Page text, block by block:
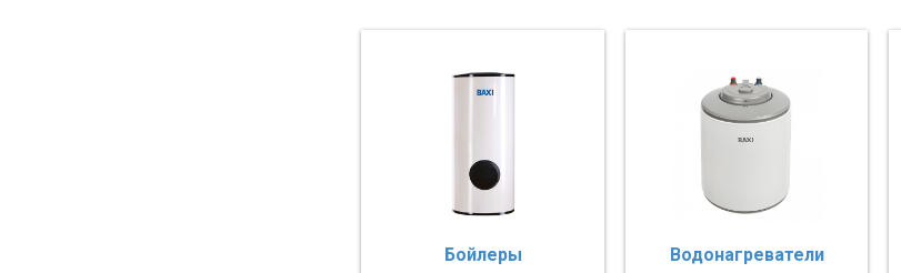
Бойлеры Водонагреватели